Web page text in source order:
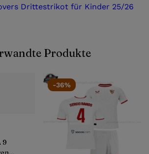
Drittestrikot für Kinder 25/26
Produkte
9
-36%